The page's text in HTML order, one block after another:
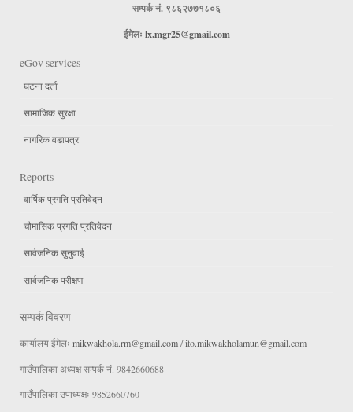
सम्पर्क नं. ९८६२७७१८०६
ईमेलः lx.mgr25@gmail.com
eGov services
घटना दर्ता
सामाजिक सुरक्षा
नागरिक वडापत्र
Reports
वार्षिक प्रगति प्रतिवेदन
चौमासिक प्रगति प्रतिवेदन
सार्वजनिक सुनुवाई
सार्वजनिक परीक्षण
सम्पर्क विवरण
कार्यालय ईमेलः mikwakhola.rm@gmail.com/ito.mikwakholamun@gmail.com
गाउँपालिका अध्यक्ष सम्पर्क नं. 9842660688
गाउँपालिका उपाध्यक्षः 9852660760